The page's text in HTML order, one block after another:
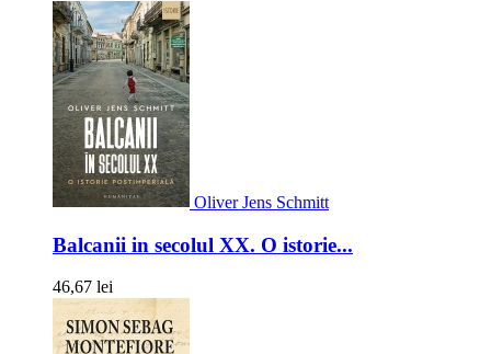
Oliver Jens Schmitt
Balcanii in secolul XX. O istorie...
46,67 lei